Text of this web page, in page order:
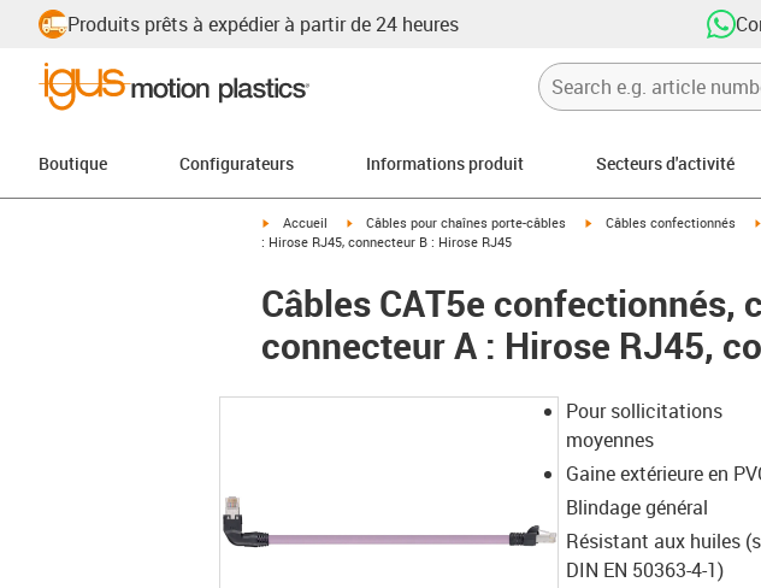
Produits prêts à expédier à partir de 24 heures
Boutique Configurateurs Informations produit Secteurs d'activité
igus-icon-arrow-right
Accueil igus-icon-arrow-right
Câbles pour chaînes porte-câbles igus-icon-arrow-right
Câbles confectionnés
: Hirose RJ45, connecteur B : Hirose RJ45
Câbles CAT5e confectionnés,
connecteur A : Hirose RJ45,
Pour sollicitations
moyennes
Gaine extérieure en
Blindage général
Résistant aux huiles
DIN EN 50363-4-1)